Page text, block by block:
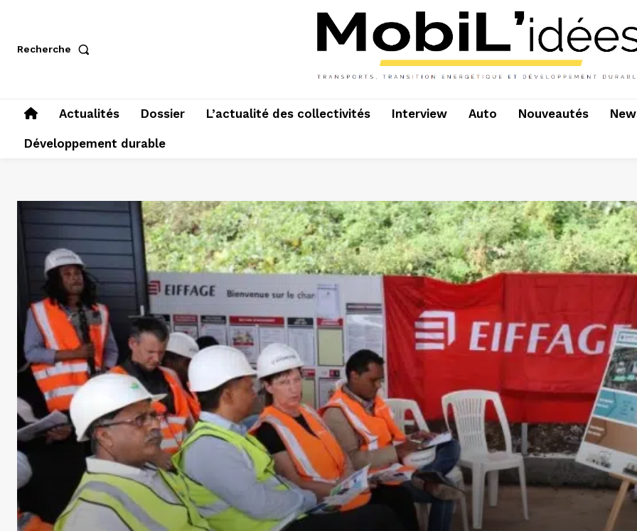
Recherche
Actualités Dossier L’actualité des collectivités Interview Auto Nouveautés
Développement durable